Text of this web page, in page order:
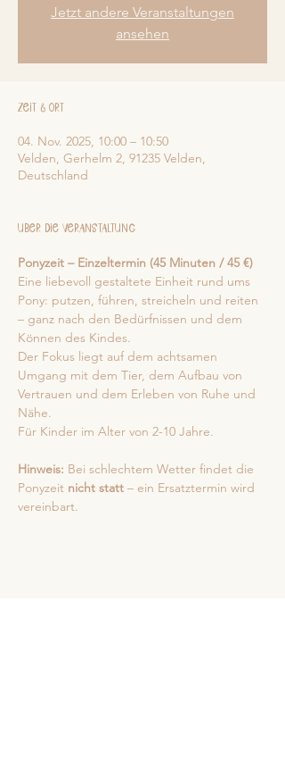
Jetzt andere Veranstaltungen
ansehen
Zeit & Ort
04. Nov. 2025, 10:00 – 10:50
Velden, Gerhelm 2, 91235 Velden,
Deutschland
Über die Veranstaltung
Ponyzeit – Einzeltermin (45 Minuten / 45 €)
Eine liebevoll gestaltete Einheit rund ums
Pony: putzen, führen, streicheln und reiten
– ganz nach den Bedürfnissen und dem
Können des Kindes.
Der Fokus liegt auf dem achtsamen
Umgang mit dem Tier, dem Aufbau von
Vertrauen und dem Erleben von Ruhe und
Nähe.
Für Kinder im Alter von 2-10 Jahre.
Hinweis: Bei schlechtem Wetter findet die
Ponyzeit nicht statt – ein Ersatztermin wird
vereinbart.